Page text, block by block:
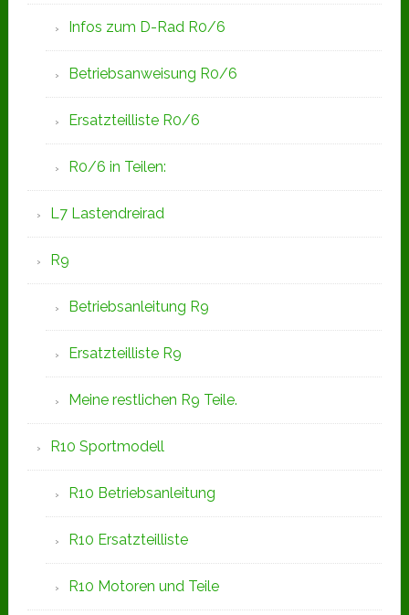
Infos zum D-Rad R0/6
Betriebsanweisung R0/6
Ersatzteilliste R0/6
R0/6 in Teilen:
L7 Lastendreirad
R9
Betriebsanleitung R9
Ersatzteilliste R9
Meine restlichen R9 Teile.
R10 Sportmodell
R10 Betriebsanleitung
R10 Ersatzteilliste
R10 Motoren und Teile